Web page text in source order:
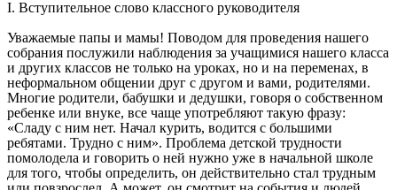
I. Вступительное слово классного руководителя
Уважаемые папы и мамы! Поводом для проведения нашего
собрания послужили наблюдения за учащимися нашего класса
и других классов не только на уроках, но и на переменах, в
неформальном общении друг с другом и вами, родителями.
Многие родители, бабушки и дедушки, говоря о собственном
ребенке или внуке, все чаще употребляют такую фразу:
«Сладу с ним нет. Начал курить, водится с большими
ребятами. Трудно с ним». Проблема детской трудности
помолодела и говорить о ней нужно уже в начальной школе
для того, чтобы определить, он действительно стал трудным